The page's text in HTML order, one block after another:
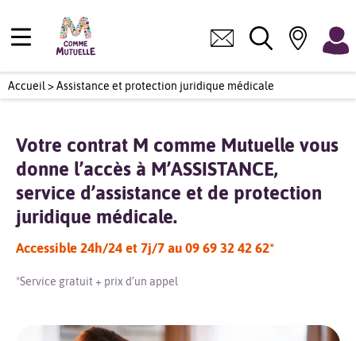
Accueil >Assistance et protection juridique médicale
Votre contrat M comme Mutuelle vous
donne l’accès à M’ASSISTANCE,
service d’assistance et de protection
juridique médicale.
Accessible 24h/24 et 7j/7 au 09 69 32 42 62*
*Service gratuit + prix d’un appel